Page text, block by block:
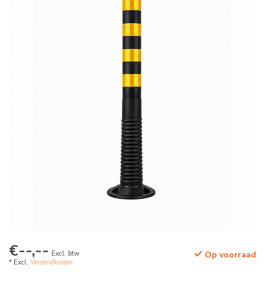
€--,-- Excl. btw
* Excl. Verzendkosten
Op voorraad